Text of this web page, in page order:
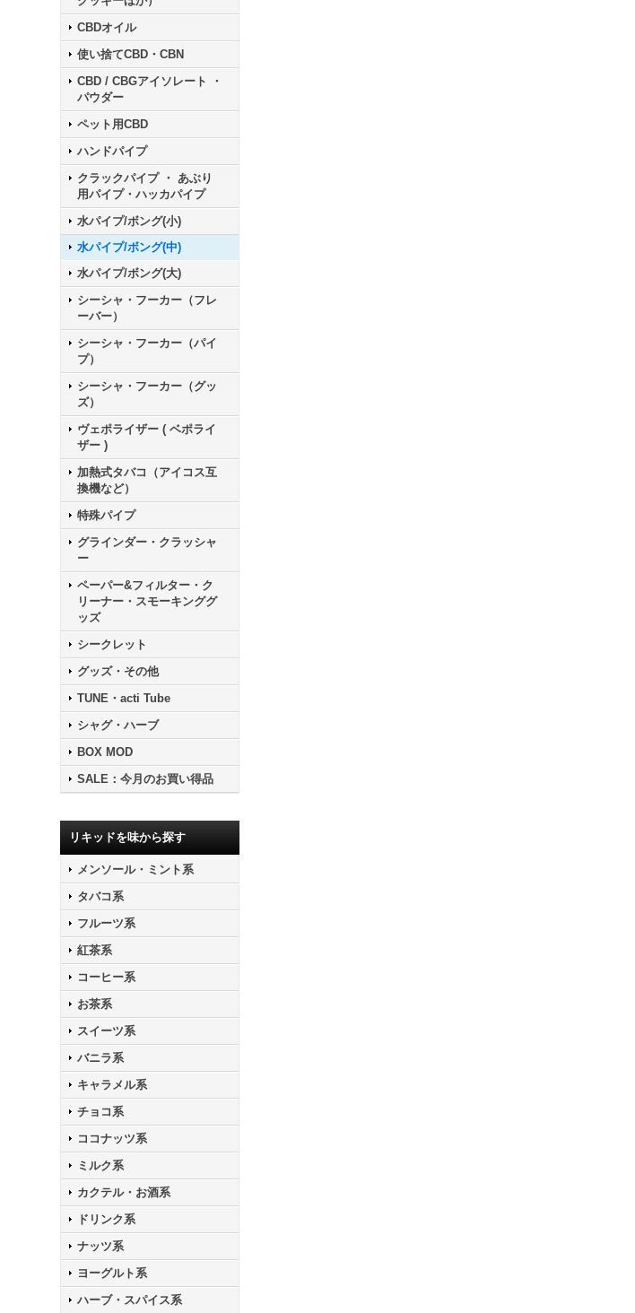
CBDオイル
使い捨てCBD・CBN
CBD / CBGアイソレート ・
パウダー
ペット用CBD
ハンドパイプ
クラックパイプ ・ あぶり
用パイプ・ハッカパイプ
水パイプ/ボング(小)
水パイプ/ボング(中)
水パイプ/ボング(大)
シーシャ・フーカー（フレ
ーバー）
シーシャ・フーカー（パイ
プ）
シーシャ・フーカー（グッ
ズ）
ヴェポライザー ( ベポライ
ザー )
加熱式タバコ（アイコス互
換機など）
特殊パイプ
グラインダー・クラッシャ
ー
ペーパー&フィルター・ク
リーナー・スモーキンググ
ッズ
シークレット
グッズ・その他
TUNE・acti Tube
シャグ・ハーブ
BOX MOD
SALE：今月のお買い得品
リキッドを味から探す
メンソール・ミント系
タバコ系
フルーツ系
紅茶系
コーヒー系
お茶系
スイーツ系
バニラ系
キャラメル系
チョコ系
ココナッツ系
ミルク系
カクテル・お酒系
ドリンク系
ナッツ系
ヨーグルト系
ハーブ・スパイス系